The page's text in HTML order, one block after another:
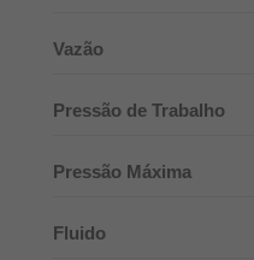
Vazão
Pressão de Trabalho
Pressão Máxima
Fluido